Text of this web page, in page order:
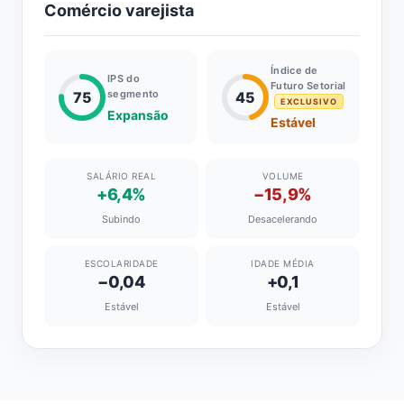
Comércio varejista
75
IPS do
segmento
Expansão
45
Índice de
Futuro Setorial
EXCLUSIVO
Estável
SALÁRIO REAL
+6,4%
Subindo
VOLUME
−15,9%
Desacelerando
ESCOLARIDADE
−0,04
Estável
IDADE MÉDIA
+0,1
Estável